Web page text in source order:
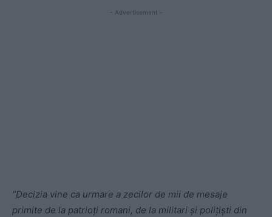
- Advertisement -
“Decizia vine ca urmare a zecilor de mii de mesaje
primite de la patrioţi romani, de la militari şi poliţişti din